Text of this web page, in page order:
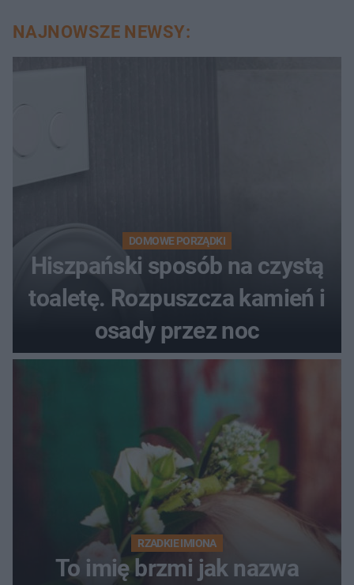
NAJNOWSZE NEWSY:
DOMOWE PORZĄDKI
Hiszpański sposób na czystą
toaletę. Rozpuszcza kamień i
osady przez noc
RZADKIE IMIONA
To imię brzmi jak nazwa